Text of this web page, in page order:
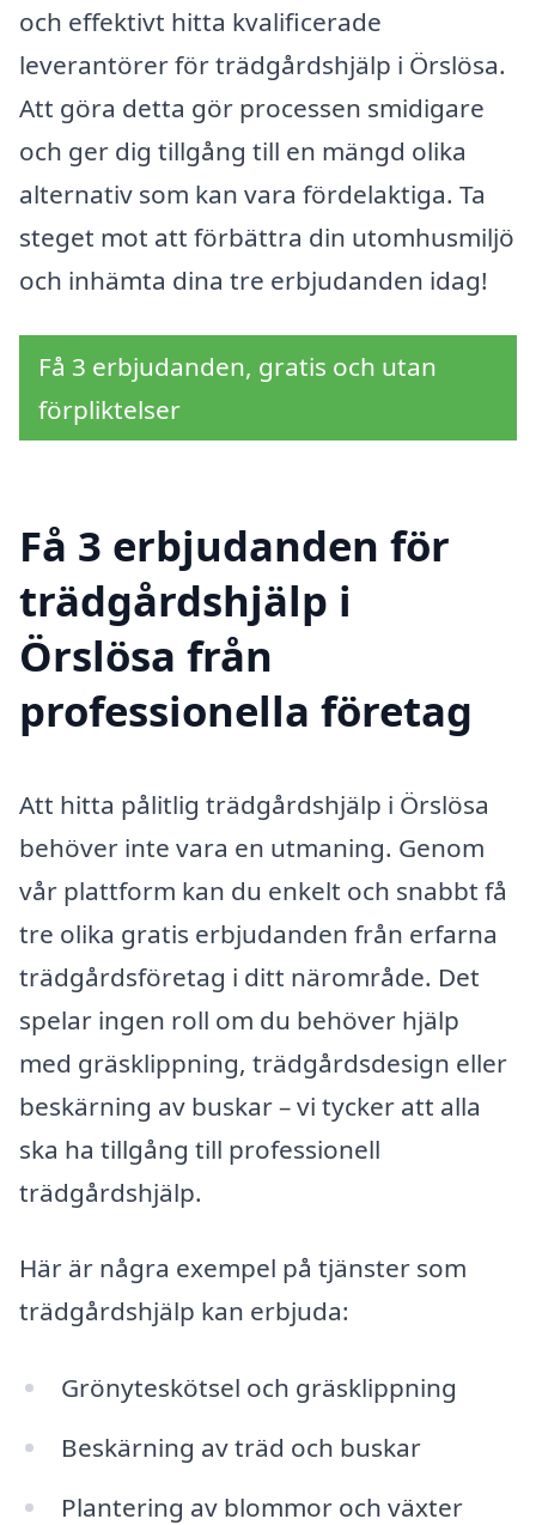
och effektivt hitta kvalificerade
leverantörer för trädgårdshjälp i Örslösa.
Att göra detta gör processen smidigare
och ger dig tillgång till en mängd olika
alternativ som kan vara fördelaktiga. Ta
steget mot att förbättra din utomhusmiljö
och inhämta dina tre erbjudanden idag!
Få 3 erbjudanden, gratis och utan
förpliktelser
Få 3 erbjudanden för
trädgårdshjälp i
Örslösa från
professionella företag
Att hitta pålitlig trädgårdshjälp i Örslösa
behöver inte vara en utmaning. Genom
vår plattform kan du enkelt och snabbt få
tre olika gratis erbjudanden från erfarna
trädgårdsföretag i ditt närområde. Det
spelar ingen roll om du behöver hjälp
med gräsklippning, trädgårdsdesign eller
beskärning av buskar – vi tycker att alla
ska ha tillgång till professionell
trädgårdshjälp.
Här är några exempel på tjänster som
trädgårdshjälp kan erbjuda:
Grönyteskötsel och gräsklippning
Beskärning av träd och buskar
Plantering av blommor och växter